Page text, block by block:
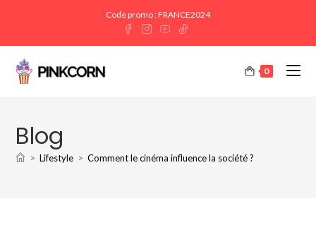
Code promo : FRANCE2024
0
Blog
> Lifestyle > Comment le cinéma influence la société ?